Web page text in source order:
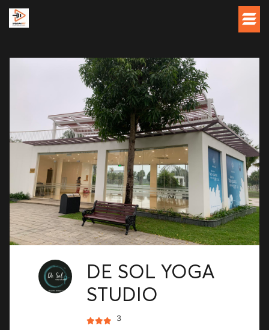
DE SOL YOGA
STUDIO
3